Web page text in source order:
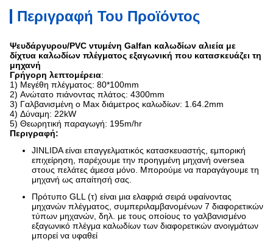
Περιγραφή Του Προϊόντος
Ψευδάργυρου/PVC ντυμένη Galfan καλωδίων αλιεία με
δίχτυα καλωδίων πλέγματος εξαγωνική που κατασκευάζει τη
μηχανή
Γρήγορη λεπτομέρεια:
1) Μεγέθη πλέγματος: 80*100mm
2) Ανώτατο πιάνοντας πλάτος: 4300mm
3) Γαλβανισμένη ο Max διάμετρος καλωδίων: 1.64.2mm
4) Δύναμη: 22kW
5) Θεωρητική παραγωγή: 195m/hr
Περιγραφή:
JINLIDA είναι επαγγελματικός κατασκευαστής, εμπορική
επιχείρηση, παρέχουμε την προηγμένη μηχανή oversea
στους πελάτες άμεσα μόνο. Μπορούμε να παραγάγουμε τη
μηχανή ως απαίτησή σας.
Πρότυπο GLL (τ) είναι μια ελαφριά σειρά υφαίνοντας
μηχανών πλέγματος, συμπεριλαμβανομένων 7 διαφορετικών
τύπων μηχανών, δηλ. με τους οποίους το γαλβανισμένο
εξαγωνικό πλέγμα καλωδίων των διαφορετικών ανοιγμάτων
μπορεί να υφαθεί